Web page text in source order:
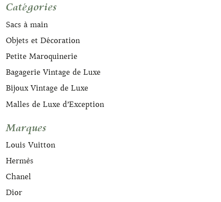
Catégories
Sacs à main
Objets et Décoration
Petite Maroquinerie
Bagagerie Vintage de Luxe
Bijoux Vintage de Luxe
Malles de Luxe d’Exception
Marques
Louis Vuitton
Hermès
Chanel
Dior